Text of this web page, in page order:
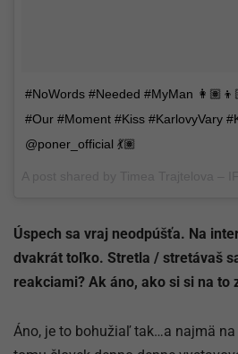
#NoWords #Needed #MyMan
#Our #Moment #Kiss #KarlovyVary
@poner_official 💃🏽
Úspech sa vraj neodpúšťa. Na
dvakrát toľko. Stretla / stretávaš
reakciami? Ak áno, ako si si na to
Áno, je to bohužiaľ tak…a najmä